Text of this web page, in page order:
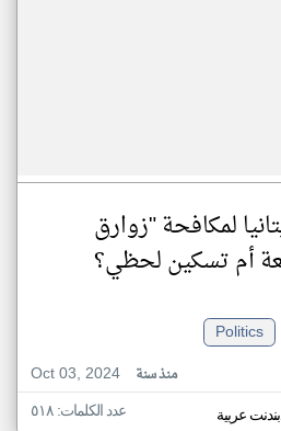
لمكافحة "زوارق
أم تسكين لحظي؟
Politics
Oct 03, 2024
منذ سنة
عربية عدد الكلمات: ٥١٨